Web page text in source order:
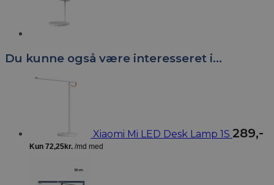
Du kunne også være interesseret i…
Xiaomi Mi LED Desk Lamp 1S 289,-